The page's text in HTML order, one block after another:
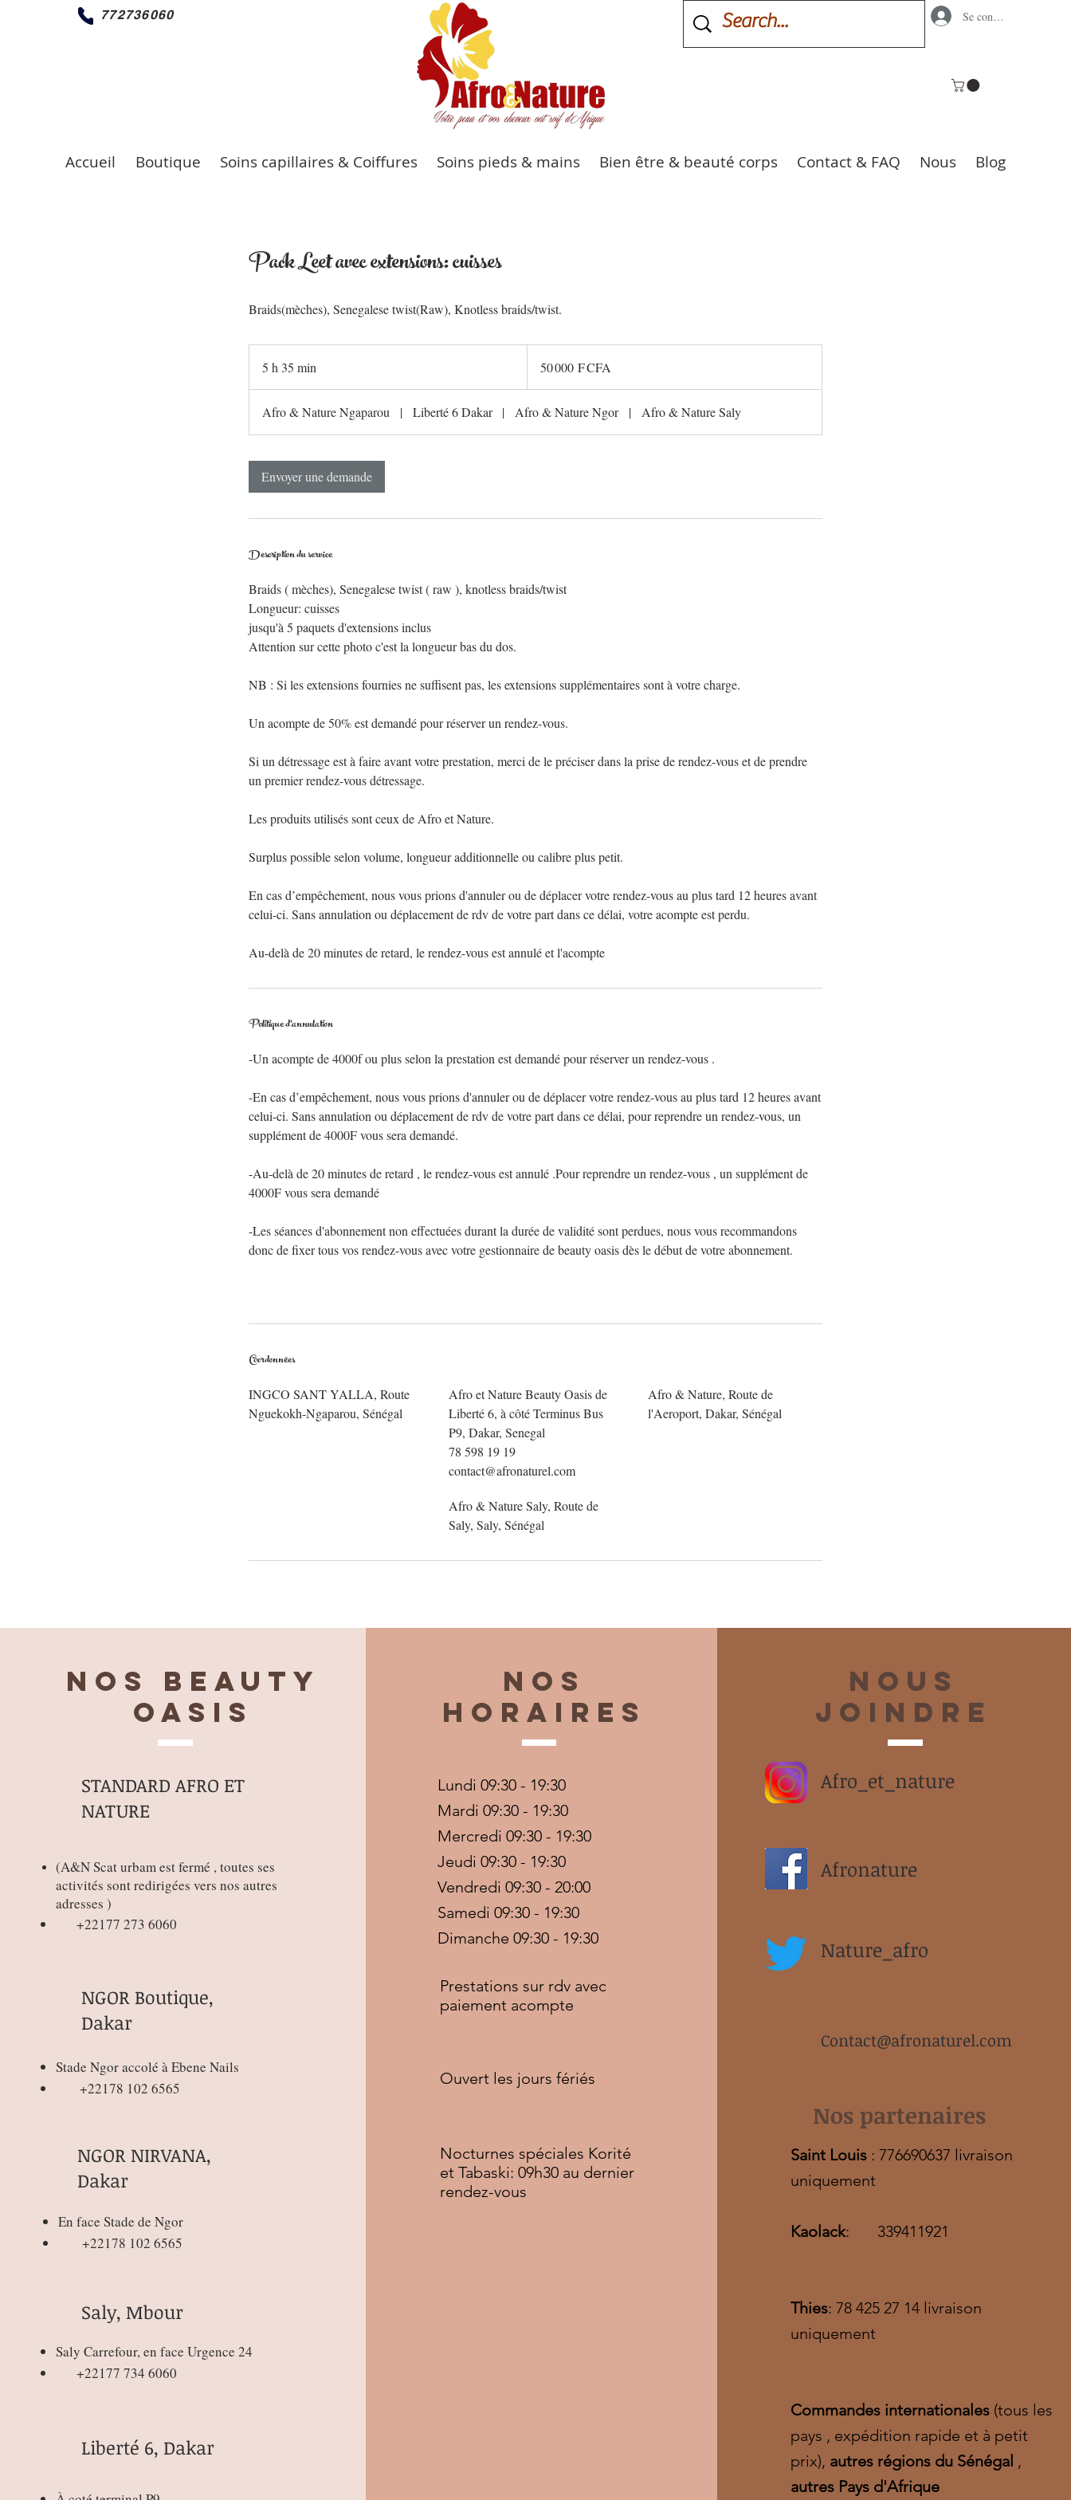
772736060 Se connecter
Accueil Boutique Soins capillaires & Coiffures Soins pieds & mains Bien être & beauté corps Contact & FAQ Nous Blog
️Pack Leet avec extensions: cuisses
Braids(mèches), Senegalese twist(Raw), Knotless braids/twist.
5 h 35 min
h
3
i
n
CFA50 000 F CFA
Afro & Nature Ngaparou | Liberté 6 Dakar | Afro & Nature Ngor | Afro & Nature Saly
Envoyer une demande
Description du service
Braids ( mèches), Senegalese twist ( raw ), knotless braids/twist
Longueur: cuisses
jusqu'à 5 paquets d'extensions inclus
Attention sur cette photo c'est la longueur bas du dos.
NB : Si les extensions fournies ne suffisent pas, les extensions supplémentaires sont à votre charge.
Un acompte de 50% est demandé pour réserver un rendez-vous.
Si un détressage est à faire avant votre prestation, merci de le préciser dans la prise de rendez-vous et de prendre
un premier rendez-vous détressage.
Les produits utilisés sont ceux de Afro et Nature.
Surplus possible selon volume, longueur additionnelle ou calibre plus petit.
En cas d’empêchement, nous vous prions d'annuler ou de déplacer votre rendez-vous au plus tard 12 heures avant
celui-ci. Sans annulation ou déplacement de rdv de votre part dans ce délai, votre acompte est perdu.
Politique d'annulation
-Un acompte de 4000f ou plus selon la prestation est demandé pour réserver un rendez-vous .
-En cas d’empêchement, nous vous prions d'annuler ou de déplacer votre rendez-vous au plus tard 12 heures avant
celui-ci. Sans annulation ou déplacement de rdv de votre part dans ce délai, pour reprendre un rendez-vous, un
supplément de 4000F vous sera demandé.
-Au-delà de 20 minutes de retard , le rendez-vous est annulé .Pour reprendre un rendez-vous , un supplément de
4000F vous sera demandé
-Les séances d'abonnement non effectuées durant la durée de validité sont perdues, nous vous recommandons
donc de fixer tous vos rendez-vous avec votre gestionnaire de beauty oasis dès le début de votre abonnement.
Coordonnées
INGCO SANT YALLA, Route
Nguekokh-Ngaparou, Sénégal
Afro et Nature Beauty Oasis de
Liberté 6, à côté Terminus Bus
P9, Dakar, Senegal
78 598 19 19
contact@afronaturel.com
Afro & Nature, Route de
l'Aeroport, Dakar, Sénégal
Afro & Nature Saly, Route de
Saly, Saly, Sénégal
Nos BEAUTY
OASIS
STANDARD AFRO ET
NATURE
(A&N Scat urbam est fermé , toutes ses
activités sont redirigées vers nos autres
adresses )
+22177 273 6060
NGOR Boutique,
Dakar
Stade Ngor accolé à Ebene Nails
+22178 102 6565
NGOR NIRVANA,
Dakar
En face Stade de Ngor
+22178 102 6565
Saly, Mbour
Saly Carrefour, en face Urgence 24
+22177 734 6060
Liberté 6, Dakar
Nos
horaires
Lundi 09:30 - 19:30
Mardi 09:30 - 19:30
Mercredi 09:30 - 19:30
Jeudi 09:30 - 19:30
Vendredi 09:30 - 20:00
Samedi 09:30 - 19:30
Dimanche 09:30 - 19:30
Prestations sur rdv avec
paiement acompte
Ouvert les jours fériés
Nocturnes spéciales Korité
et Tabaski: 09h30 au dernier
rendez-vous
Nous
joindre
Afro_et_nature
Afronature
Nature_afro
Contact@afronaturel.com
Nos partenaires
Saint Louis: 776690637 livraison
uniquement
Kaolack: 339411921
Thies: 78 425 27 14 livraison
uniquement
Commandes internationales(tous les
pays , expédition rapide et à petit
prix), autres régions du Sénégal ,
autres Pays d'Afrique